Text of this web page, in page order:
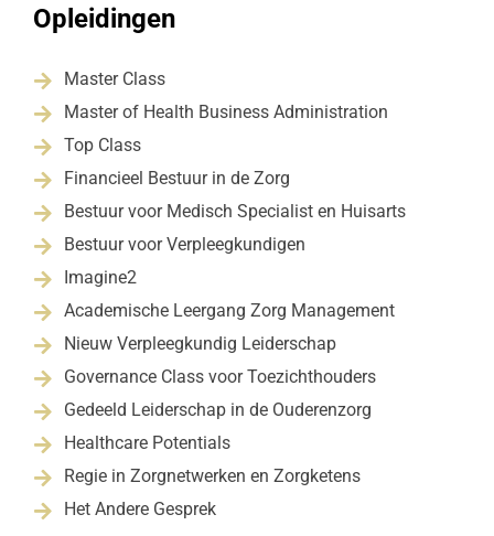
Opleidingen
 Master Class
 Master of Health Business Administration
 Top Class
 Financieel Bestuur in de Zorg
 Bestuur voor Medisch Specialist en Huisarts
 Bestuur voor Verpleegkundigen
 Imagine2
 Academische Leergang Zorg Management
 Nieuw Verpleegkundig Leiderschap
 Governance Class voor Toezichthouders
 Gedeeld Leiderschap in de Ouderenzorg
 Healthcare Potentials
 Regie in Zorgnetwerken en Zorgketens
 Het Andere Gesprek